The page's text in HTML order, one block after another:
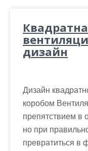
дизайн
Дизайн
коробом
препятствием в
но при
превратиться в